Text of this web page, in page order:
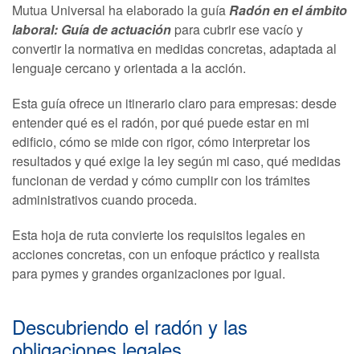
Mutua Universal ha elaborado la guíaRadón en el ámbito
laboral: Guía de actuación para cubrir ese vacío y
convertir la normativa en medidas concretas, adaptada al
lenguaje cercano y orientada a la acción.
Esta guía ofrece un itinerario claro para empresas: desde
entender qué es el radón, por qué puede estar en mi
edificio, cómo se mide con rigor, cómo interpretar los
resultados y qué exige la ley según mi caso, qué medidas
funcionan de verdad y cómo cumplir con los trámites
administrativos cuando proceda.
Esta hoja de ruta convierte los requisitos legales en
acciones concretas, con un enfoque práctico y realista
para pymes y grandes organizaciones por igual.
Descubriendo el radón y las